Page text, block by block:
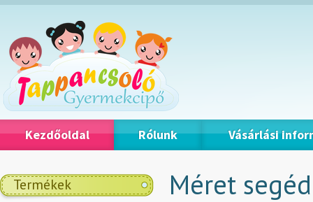
Kezdőoldal Rólunk Vásárlási
Termékek Méret